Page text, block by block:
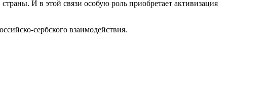
И в этой связи особую роль приобретает активизация
сербского взаимодействия.